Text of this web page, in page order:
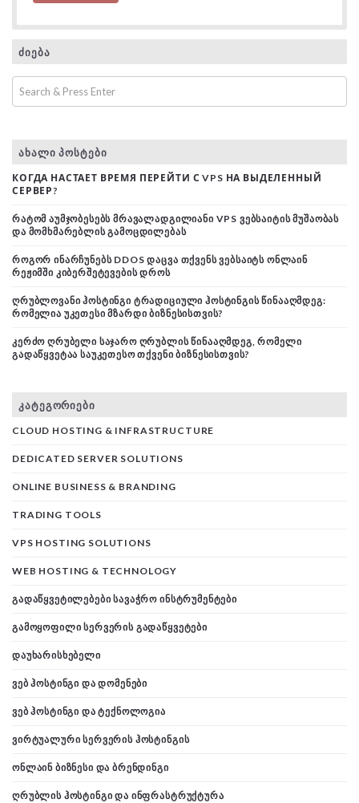
ᲫᲘᲔᲑᲐ
ᲐᲮᲐᲚᲘ ᲞᲝᲡᲢᲔᲑᲘ
КОГДА НАСТАЕТ ВРЕМЯ ПЕРЕЙТИ С VPS НА ВЫДЕЛЕННЫЙ
СЕРВЕР?
ᲠᲐᲢᲝᲛ ᲐᲣᲛᲯᲝᲑᲔᲡᲔᲑᲡ ᲛᲠᲐᲕᲐᲚᲐᲓᲒᲘᲚᲘᲐᲜᲘ VPS ᲕᲔᲑᲡᲐᲘᲢᲘᲡ ᲛᲣᲨᲐᲝᲑᲐᲡ
ᲓᲐ ᲛᲝᲛᲮᲛᲐᲠᲔᲑᲚᲘᲡ ᲒᲐᲛᲝᲪᲓᲘᲚᲔᲑᲐᲡ
ᲠᲝᲒᲝᲠ ᲘᲜᲐᲠᲩᲣᲜᲔᲑᲡ DDOS ᲓᲐᲪᲕᲐ ᲗᲥᲕᲔᲜᲡ ᲕᲔᲑᲡᲐᲘᲢᲡ ᲝᲜᲚᲐᲘᲜ
ᲠᲔᲟᲘᲛᲨᲘ ᲙᲘᲑᲔᲠᲨᲔᲢᲔᲕᲔᲑᲘᲡ ᲓᲠᲝᲡ
ᲦᲠᲣᲑᲚᲝᲕᲐᲜᲘ ᲰᲝᲡᲢᲘᲜᲒᲘ ᲢᲠᲐᲓᲘᲪᲘᲣᲚᲘ ᲰᲝᲡᲢᲘᲜᲒᲘᲡ ᲬᲘᲜᲐᲐᲦᲛᲓᲔᲒ:
ᲠᲝᲛᲔᲚᲘᲐ ᲣᲙᲔᲗᲔᲡᲘ ᲛᲖᲐᲠᲓᲘ ᲑᲘᲖᲜᲔᲡᲘᲡᲗᲕᲘᲡ?
ᲙᲔᲠᲫᲝ ᲦᲠᲣᲑᲔᲚᲘ ᲡᲐᲯᲐᲠᲝ ᲦᲠᲣᲑᲚᲘᲡ ᲬᲘᲜᲐᲐᲦᲛᲓᲔᲒ, ᲠᲝᲛᲔᲚᲘ
ᲒᲐᲓᲐᲬᲧᲕᲔᲢᲐᲐ ᲡᲐᲣᲙᲔᲗᲔᲡᲝ ᲗᲥᲕᲔᲜᲘ ᲑᲘᲖᲜᲔᲡᲘᲡᲗᲕᲘᲡ?
ᲙᲐᲢᲔᲒᲝᲠᲘᲔᲑᲘ
CLOUD HOSTING & INFRASTRUCTURE
DEDICATED SERVER SOLUTIONS
ONLINE BUSINESS & BRANDING
TRADING TOOLS
VPS HOSTING SOLUTIONS
WEB HOSTING & TECHNOLOGY
ᲒᲐᲓᲐᲬᲧᲕᲔᲢᲘᲚᲔᲑᲔᲑᲘ ᲡᲐᲕᲐᲭᲠᲝ ᲘᲜᲡᲢᲠᲣᲛᲔᲜᲢᲔᲑᲘ
ᲒᲐᲛᲝᲧᲝᲤᲘᲚᲘ ᲡᲔᲠᲕᲔᲠᲘᲡ ᲒᲐᲓᲐᲬᲧᲕᲔᲢᲔᲑᲘ
ᲓᲐᲣᲮᲐᲠᲘᲡᲮᲔᲑᲔᲚᲘ
ᲕᲔᲑ ᲰᲝᲡᲢᲘᲜᲒᲘ ᲓᲐ ᲓᲝᲛᲔᲜᲔᲑᲘ
ᲕᲔᲑ ᲰᲝᲡᲢᲘᲜᲒᲘ ᲓᲐ ᲢᲔᲥᲜᲝᲚᲝᲒᲘᲐ
ᲕᲘᲠᲢᲣᲐᲚᲣᲠᲘ ᲡᲔᲠᲕᲔᲠᲘᲡ ᲰᲝᲡᲢᲘᲜᲒᲘᲡ
ᲝᲜᲚᲐᲘᲜ ᲑᲘᲖᲜᲔᲡᲘ ᲓᲐ ᲑᲠᲔᲜᲓᲘᲜᲒᲘ
ᲦᲠᲣᲑᲚᲘᲡ ᲰᲝᲡᲢᲘᲜᲒᲘ ᲓᲐ ᲘᲜᲤᲠᲐᲡᲢᲠᲣᲥᲢᲣᲠᲐ